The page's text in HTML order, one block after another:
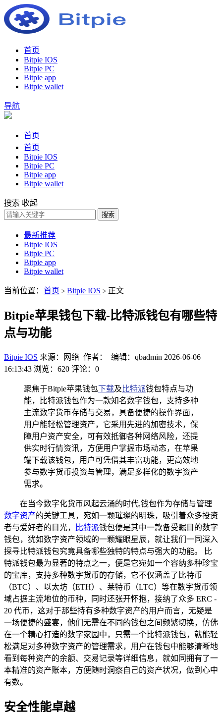
首页
Bitpie IOS
Bitpie PC
Bitpie app
Bitpie wallet
导航
首页
首页
Bitpie IOS
Bitpie PC
Bitpie app
Bitpie wallet
搜索 收起
搜索
最新推荐
Bitpie IOS
Bitpie PC
Bitpie app
Bitpie wallet
当前位置： 首页 > Bitpie IOS > 正文
Bitpie苹果钱包下载-比特派钱包有哪些特
点与功能
Bitpie IOS 来源：网络 作者： 编辑：qbadmin 2026-06-06
16:13:43 浏览：620 评论：0
聚焦于Bitpie苹果钱包下载及 比特派钱包特点与功
能，比特派钱包作为一款知名数字钱包，支持多种
主流数字货币存储与交易，具备便捷的操作界面，
用户能轻松管理资产，它采用先进的加密技术，保
障用户资产安全，可有效抵御各种网络风险，还提
供实时行情资讯，方便用户掌握市场动态，在苹果
端下载该钱包，用户可凭借其丰富功能，更高效地
参与数字货币投资与管理，满足多样化的数字资产
需求。
在当今数字化货币风起云涌的时代,钱包作为存储与管理
数字资产的关键工具，宛如一颗璀璨的明珠，吸引着众多投资
者与爱好者的目光，
比特派钱包便是其中一款备受瞩目的数字
钱包，犹如数字资产领域的一颗耀眼星辰，就让我们一同深入
探寻比特派钱包究竟具备哪些独特的特点与强大的功能。 比
特派钱包最为显著的特点之一，便是它宛如一个容纳多种珍宝
的宝库，支持多种数字货币的存储，它不仅涵盖了比特币
（BTC）、以太坊（ETH）、莱特币（LTC）等在数字货币领
域占据主流地位的币种，同时还张开怀抱，接纳了众多 ERC -
20 代币，这对于那些持有多种数字资产的用户而言，无疑是
一场便捷的盛宴，他们无需在不同的钱包之间频繁切换，仿佛
在一个精心打造的数字家园中，只需一个比特派钱包，就能轻
松满足对多种数字资产的管理需求，用户在钱包中能够清晰地
看到每种资产的余额、交易记录等详细信息，就如同拥有了一
本精准的资产账本，方便随时洞察自己的资产状况，做到心中
有数。
安全性能卓越